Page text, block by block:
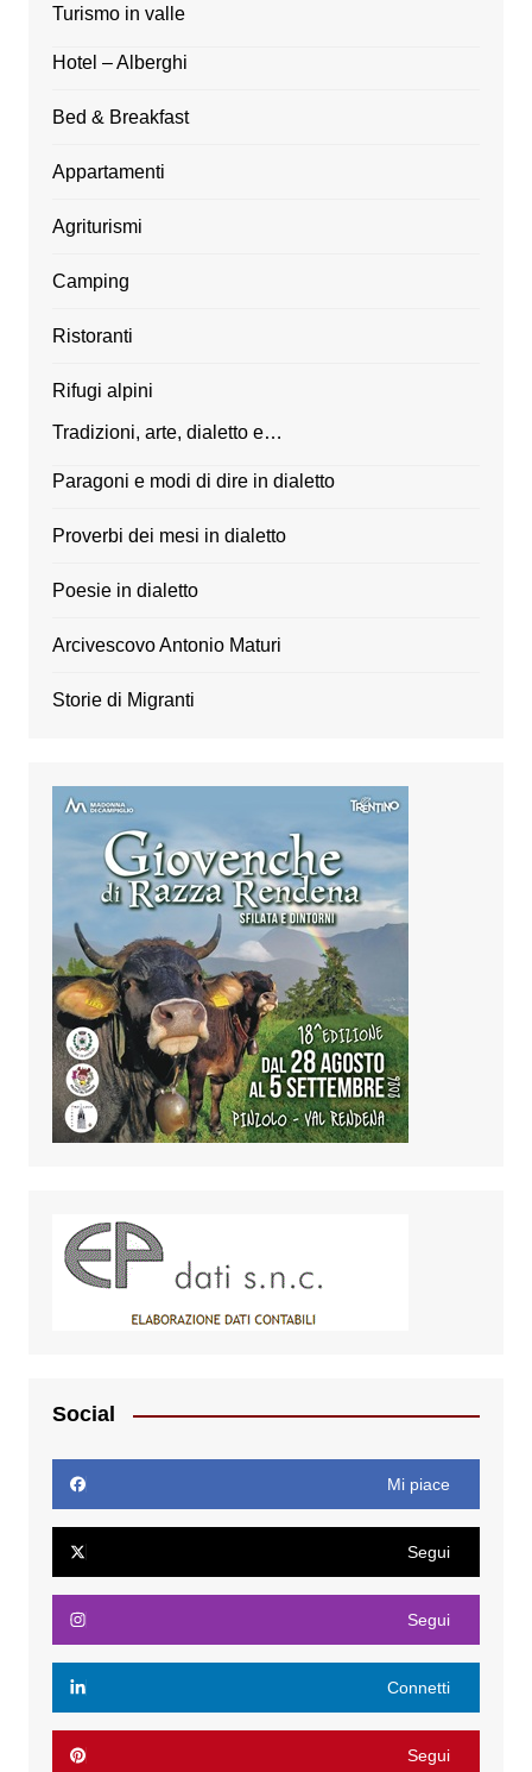
Turismo in valle
Hotel – Alberghi
Bed & Breakfast
Appartamenti
Agriturismi
Camping
Ristoranti
Rifugi alpini
Tradizioni, arte, dialetto e…
Paragoni e modi di dire in dialetto
Proverbi dei mesi in dialetto
Poesie in dialetto
Arcivescovo Antonio Maturi
Storie di Migranti
Social
Mi piace
Segui
Segui
Connetti
Segui